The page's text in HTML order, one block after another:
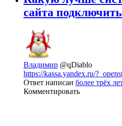
сайта
Владимир @qDiablo
https://kassa.yandex.ru/
Ответ написан более трёх
Комментировать